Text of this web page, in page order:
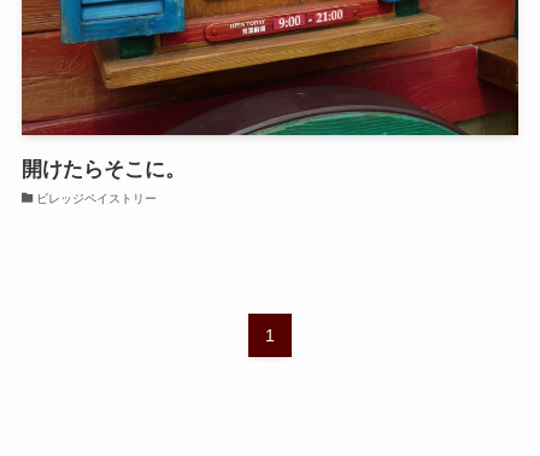
開けたらそこに。
ビレッジペイストリー
1